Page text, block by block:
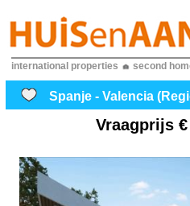
international properties second
Spanje - Valencia
Vraagprijs